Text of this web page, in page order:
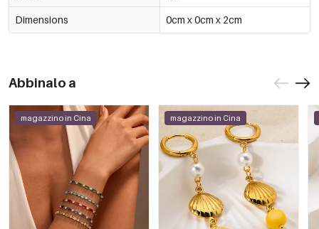
Dimensions 0cm x 0cm x 2cm
Abbinalo a
magazzino in Cina magazzino in Cina